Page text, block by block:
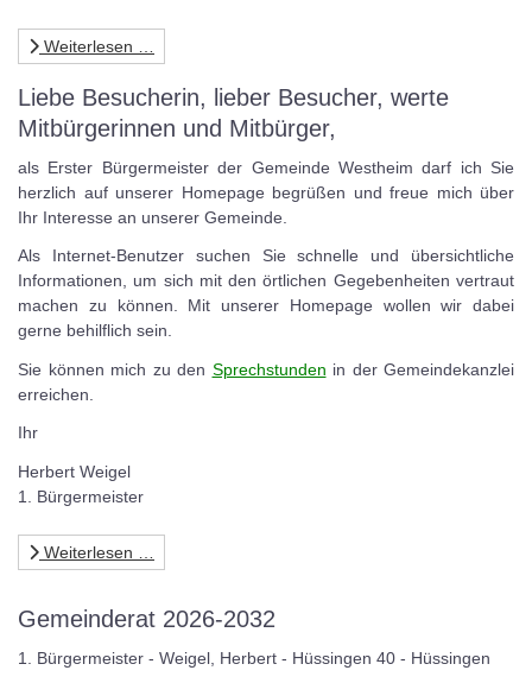
Weiterlesen …
Liebe Besucherin, lieber Besucher, werte
Mitbürgerinnen und Mitbürger,
als Erster Bürgermeister der Gemeinde Westheim darf ich Sie
herzlich auf unserer Homepage begrüßen und freue mich über
Ihr Interesse an unserer Gemeinde.
Als Internet-Benutzer suchen Sie schnelle und übersichtliche
Informationen, um sich mit den örtlichen Gegebenheiten vertraut
machen zu können. Mit unserer Homepage wollen wir dabei
gerne behilflich sein.
Sie können mich zu den Sprechstunden in der Gemeindekanzlei
erreichen.
Ihr
Herbert Weigel
1. Bürgermeister
Weiterlesen …
Gemeinderat 2026-2032
1. Bürgermeister - Weigel, Herbert - Hüssingen 40 - Hüssingen